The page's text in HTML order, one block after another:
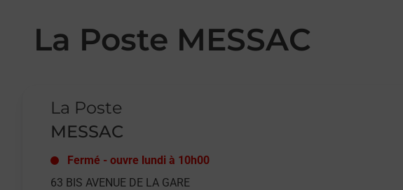
La Poste MESSAC
La Poste
MESSAC
Fermé - ouvre lundi à 10h00
63 BIS AVENUE DE LA GARE